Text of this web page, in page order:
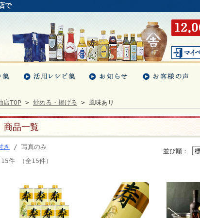
で
店TOP > 炒める・揚げる > 風味あり
商品一覧
並び順：
き
/ 写真のみ
件 （全15件）